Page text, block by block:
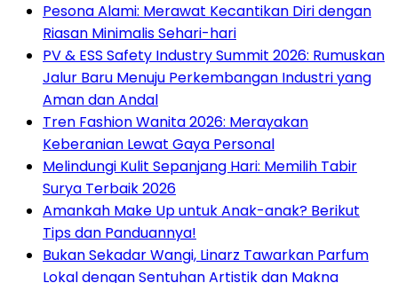
Pesona Alami: Merawat Kecantikan Diri dengan
Riasan Minimalis Sehari-hari
PV & ESS Safety Industry Summit 2026: Rumuskan
Jalur Baru Menuju Perkembangan Industri yang
Aman dan Andal
Tren Fashion Wanita 2026: Merayakan
Keberanian Lewat Gaya Personal
Melindungi Kulit Sepanjang Hari: Memilih Tabir
Surya Terbaik 2026
Amankah Make Up untuk Anak-anak? Berikut
Tips dan Panduannya!
Bukan Sekadar Wangi, Linarz Tawarkan Parfum
Lokal dengan Sentuhan Artistik dan Makna